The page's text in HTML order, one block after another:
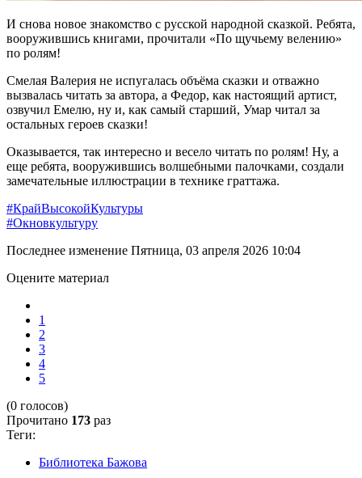
И снова новое знакомство с русской народной сказкой. Ребята,
вооружившись книгами, прочитали «По щучьему велению»
по ролям!
Смелая Валерия не испугалась объёма сказки и отважно
вызвалась читать за автора, а Федор, как настоящий артист,
озвучил Емелю, ну и, как самый старший, Умар читал за
остальных героев сказки!
Оказывается, так интересно и весело читать по ролям! Ну, а
еще ребята, вооружившись волшебными палочками, создали
замечательные иллюстрации в технике граттажа.
#КрайВысокойКультуры
#Окновкультуру
Последнее изменение Пятница, 03 апреля 2026 10:04
Оцените материал
1
2
3
4
5
(0 голосов)
Прочитано 173 раз
Теги:
Библиотека Бажова